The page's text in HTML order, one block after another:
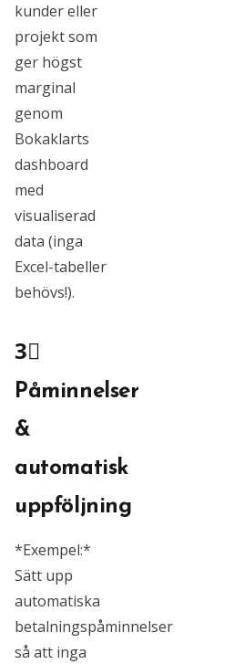
kunder eller
projekt som
ger högst
marginal
genom
Bokaklarts
dashboard
med
visualiserad
data (inga
Excel-tabeller
behövs!).
3⃣
Påminnelser
&
automatisk
uppföljning
*Exempel:*
Sätt upp
automatiska
betalningspåminnelser
så att inga